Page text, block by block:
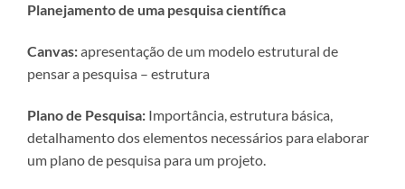
Planejamento de uma pesquisa científica
Canvas:apresentação de um modelo estrutural de
pensar a pesquisa – estrutura
Plano de Pesquisa: Importância, estrutura básica,
detalhamento dos elementos necessários para elaborar
um plano de pesquisa para um projeto.